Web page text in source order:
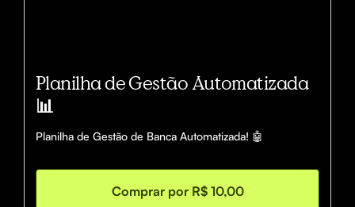
Planilha de Gestão Automatizada
📊
Planilha de Gestão de Banca Automatizada! 🤖
Comprar por R$ 10,00